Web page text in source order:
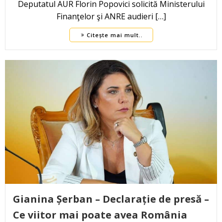
Deputatul AUR Florin Popovici solicită Ministerului
Finanţelor şi ANRE audieri […]
Citește mai mult..
Gianina Șerban – Declarație de presă –
Ce viitor mai poate avea România